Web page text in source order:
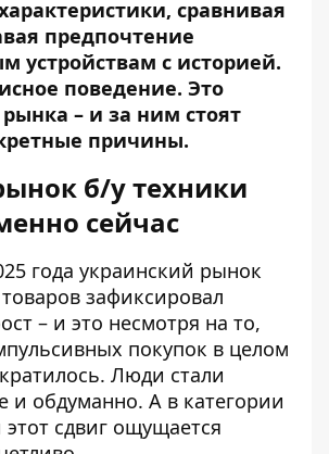
сравнивая
предпочтение
устройствам с историей.
поведение. Это
– и за ним стоят
причины.
б/у техники
сейчас
года украинский рынок
зафиксировал
– и это несмотря на то,
покупок в целом
Люди стали
и обдуманно. А в категории
сдвиг ощущается